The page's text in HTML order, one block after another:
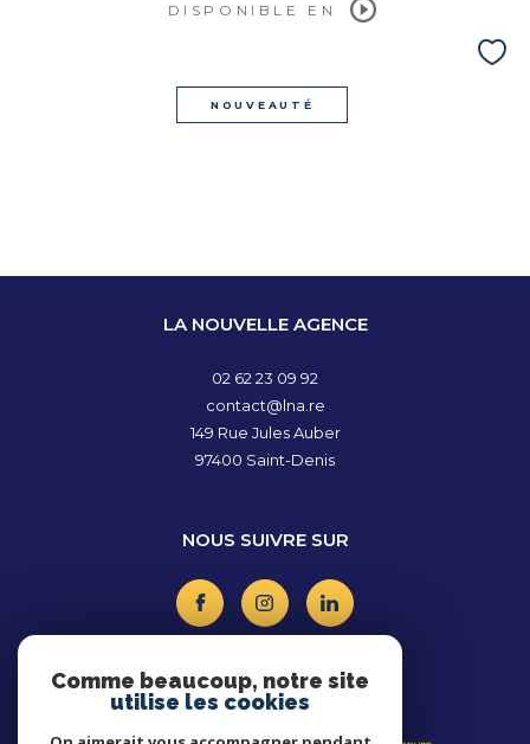
DISPONIBLE EN
NOUVEAUTÉ
LA NOUVELLE AGENCE
02 62 23 09 92
contact@lna.re
149 Rue Jules Auber
97400
Saint-Denis
NOUS SUIVRE SUR
ADHÉRENTS
Comme beaucoup, notre site
utilise les cookies